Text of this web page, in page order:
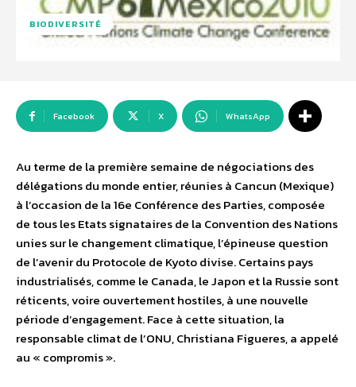
BIODIVERSITÉ
Facebook X WhatsApp
Au terme de la première semaine de négociations des
délégations du monde entier, réunies à Cancun (Mexique)
à l’occasion de la 16e Conférence des Parties, composée
de tous les Etats signataires de la Convention des Nations
unies sur le changement climatique, l’épineuse question
de l’avenir du Protocole de Kyoto divise. Certains pays
industrialisés, comme le Canada, le Japon et la Russie sont
réticents, voire ouvertement hostiles, à une nouvelle
période d’engagement. Face à cette situation, la
responsable climat de l’ONU, Christiana Figueres, a appelé
au « compromis ».